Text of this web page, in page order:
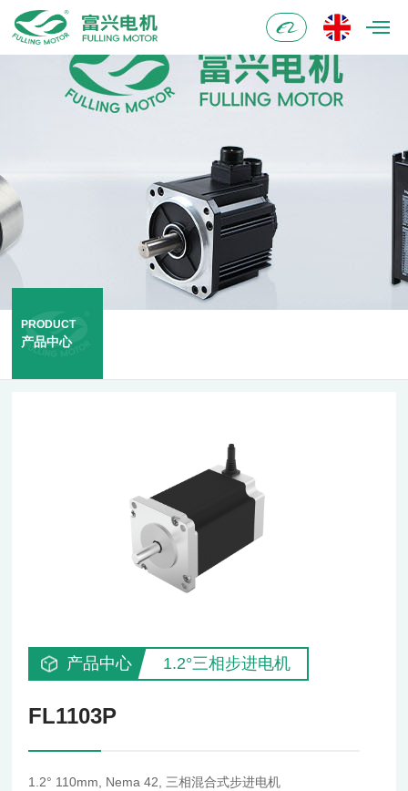
阿
里
巴
PRODUCT
产品中心
产品中心 1.2°三相步进电机
FL1103P
1.2° 110mm, Nema 42, 三相混合式步进电机